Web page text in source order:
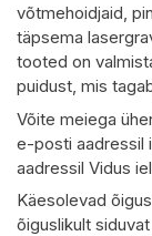
võtmehoidjaid,
täpsema
tooted on
puidust, mis
Võite meiega
e-posti aadressil
aadressil Vidus
Käesolevad
õiguslikult